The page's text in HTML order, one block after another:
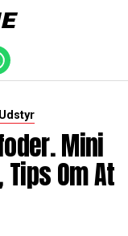
Mini
Om At